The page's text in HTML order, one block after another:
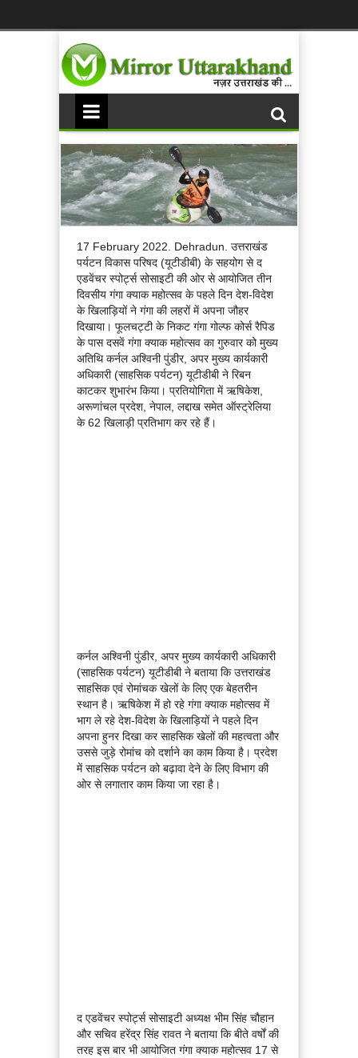
17 February 2022. Dehradun. उत्तराखंड
पर्यटन विकास परिषद (यूटीडीबी) के सहयोग से द
एडवेंचर स्पोर्ट्स सोसाइटी की ओर से आयोजित तीन
दिवसीय गंगा क्याक महोत्सव के पहले दिन देश-विदेश
के खिलाड़ियों ने गंगा की लहरों में अपना जौहर
दिखाया। फूलचट्टी के निकट गंगा गोल्फ कोर्स रैपिड
के पास दसवें गंगा क्याक महोत्सव का गुरुवार को मुख्य
अतिथि कर्नल अश्विनी पुंडीर, अपर मुख्य कार्यकारी
अधिकारी (साहसिक पर्यटन) यूटीडीबी ने रिबन
काटकर शुभारंभ किया। प्रतियोगिता में ऋषिकेश,
अरूणांचल प्रदेश, नेपाल, लद्दाख समेत ऑस्ट्रेलिया
के 62 खिलाड़ी प्रतिभाग कर रहे हैं।
कर्नल अश्विनी पुंडीर, अपर मुख्य कार्यकारी अधिकारी
(साहसिक पर्यटन) यूटीडीबी ने बताया कि उत्तराखंड
साहसिक एवं रोमांचक खेलों के लिए एक बेहतरीन
स्थान है। ऋषिकेश में हो रहे गंगा क्याक महोत्सव में
भाग ले रहे देश-विदेश के खिलाड़ियों ने पहले दिन
अपना हुनर दिखा कर साहसिक खेलों की महत्वता और
उससे जुड़े रोमांच को दर्शाने का काम किया है। प्रदेश
में साहसिक पर्यटन को बढ़ावा देने के लिए विभाग की
ओर से लगातार काम किया जा रहा है।
द एडवेंचर स्पोर्ट्स सोसाइटी अध्यक्ष भीम सिंह चौहान
और सचिव हरेंद्र सिंह रावत ने बताया कि बीते वर्षों की
तरह इस बार भी आयोजित गंगा क्याक महोत्सव 17 से